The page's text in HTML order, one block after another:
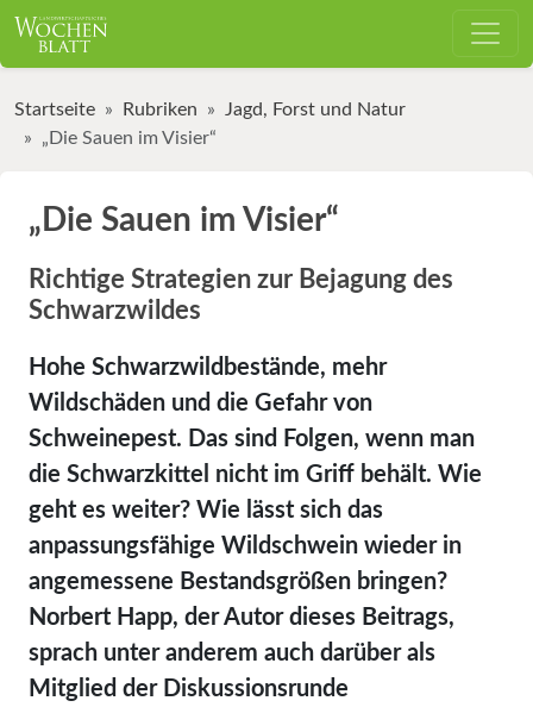
Startseite Rubriken
Jagd, Forst und Natur
„Die Sauen im Visier“
„Die Sauen im Visier“
Richtige Strategien zur Bejagung des
Schwarzwildes
Hohe Schwarzwildbestände, mehr
Wildschäden und die Gefahr von
Schweinepest. Das sind Folgen, wenn man
die Schwarzkittel nicht im Griff behält. Wie
geht es weiter? Wie lässt sich das
anpassungsfähige Wildschwein wieder in
angemes­se­ne Bestandsgrößen bringen?
Norbert Happ, der Autor dieses Beitrags,
sprach unter anderem auch darüber als
Mitglied der Diskussionsrunde